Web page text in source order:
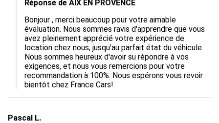
Réponse de AIX EN PROVENCE
Bonjour , merci beaucoup pour votre aimable
évaluation. Nous sommes ravis d'apprendre que vous
avez pleinement apprécié votre expérience de
location chez nous, jusqu'au parfait état du véhicule.
Nous sommes heureux d'avoir su répondre à vos
exigences, et nous vous remercions pour votre
recommandation à 100%. Nous espérons vous revoir
bientôt chez France Cars!
Pascal L.